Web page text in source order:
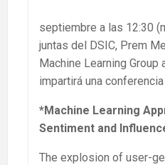
septiembre a las 12:30
juntas del DSIC, Prem
Machine Learning Group
impartirá una
*Machine Learning
Sentiment and
The explosion of user-